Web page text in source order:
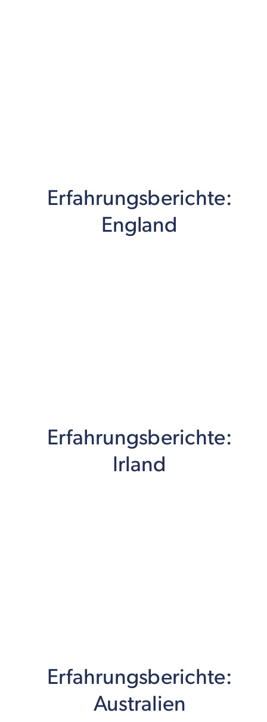
Erfahrungsberichte:
England
Erfahrungsberichte:
Irland
Erfahrungsberichte:
Australien